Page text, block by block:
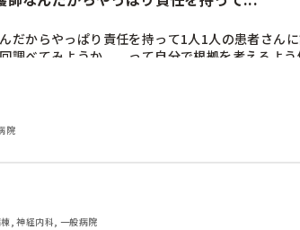
だからやっぱり責任を持って1人1人の患者さん
べてみようか　　って自分で根拠を考えるよう
。
かなきゃいけない点滴忘れてたり分からないこ
けばいい
て言ったり
院
, 神経内科, 一般病院